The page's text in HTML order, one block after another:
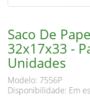
Saco De
32x17x33 -
Unidades
Modelo: 7556P
Disponibilidade: Em